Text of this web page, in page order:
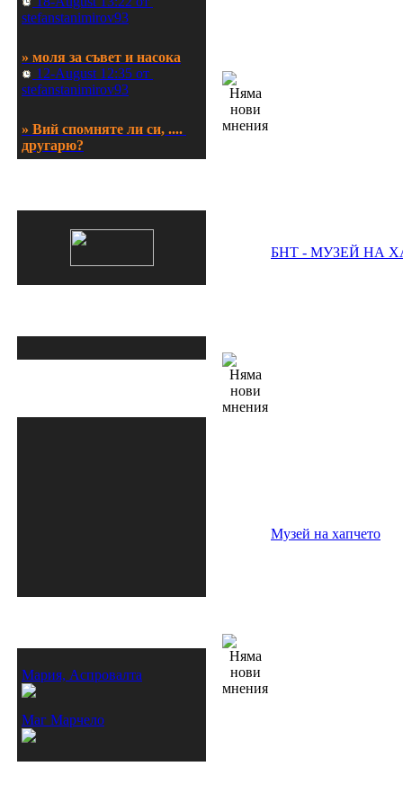
12-August 12:35 от
stefanstanimirov93
другарю?
23-June 07:33 от movemih
05-June 07:20 от
sportenmag
» диагноза обструктивна
сънна апнея
през устата
» здравословни начини на
Мария, Аспровалта
Маг Марчело
БНТ - МУЗЕЙ НА
Музей на хапчето